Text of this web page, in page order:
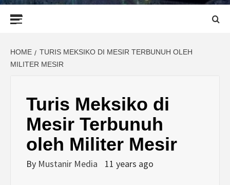
HOME
TURIS MEKSIKO DI MESIR TERBUNUH OLEH
MILITER MESIR
Turis Meksiko di
Mesir Terbunuh
oleh Militer Mesir
By Mustanir Media 11 years ago